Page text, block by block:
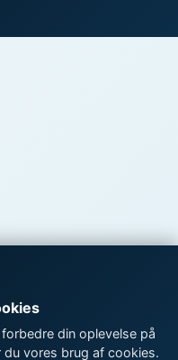
din oplevelse på
vores brug af cookies.